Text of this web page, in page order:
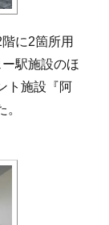
に2箇所用
駅施設のほ
ト施設『阿